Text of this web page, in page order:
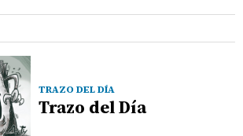
TRAZO DEL DÍA
Trazo del Día